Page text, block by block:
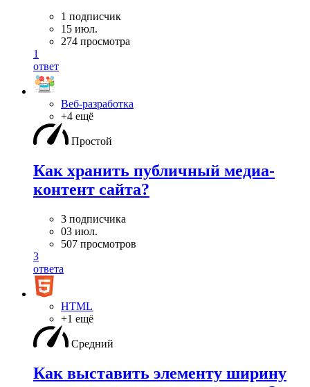
1 подписчик
15 июл.
274 просмотра
1
ответ
Веб-разработка
+4 ещё
Простой
Как хранить публичный медиа-
контент сайта?
3 подписчика
03 июл.
507 просмотров
3
ответа
HTML
+1 ещё
Средний
Как выставить элементу ширину